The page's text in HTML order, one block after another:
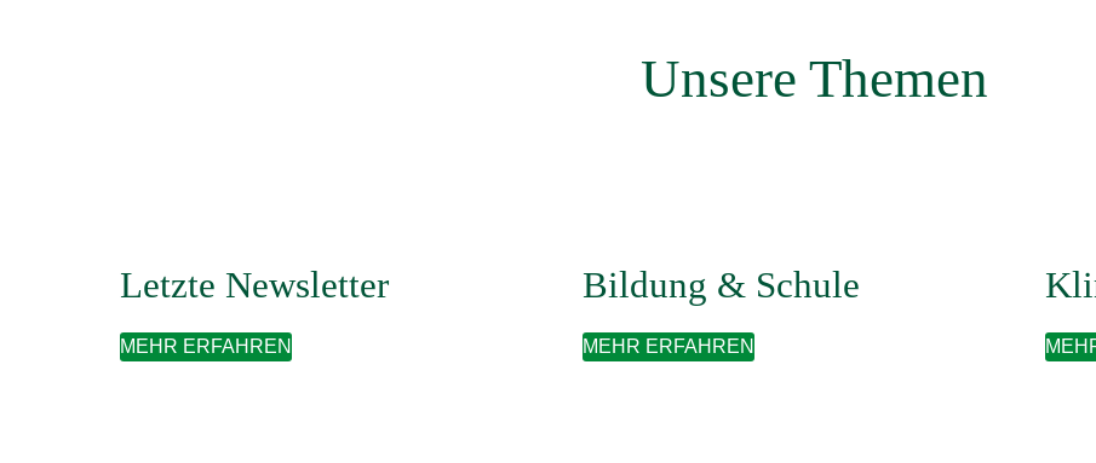
Unsere Themen
Letzte Newsletter
MEHR ERFAHREN
Bildung & Schule
MEHR ERFAHREN